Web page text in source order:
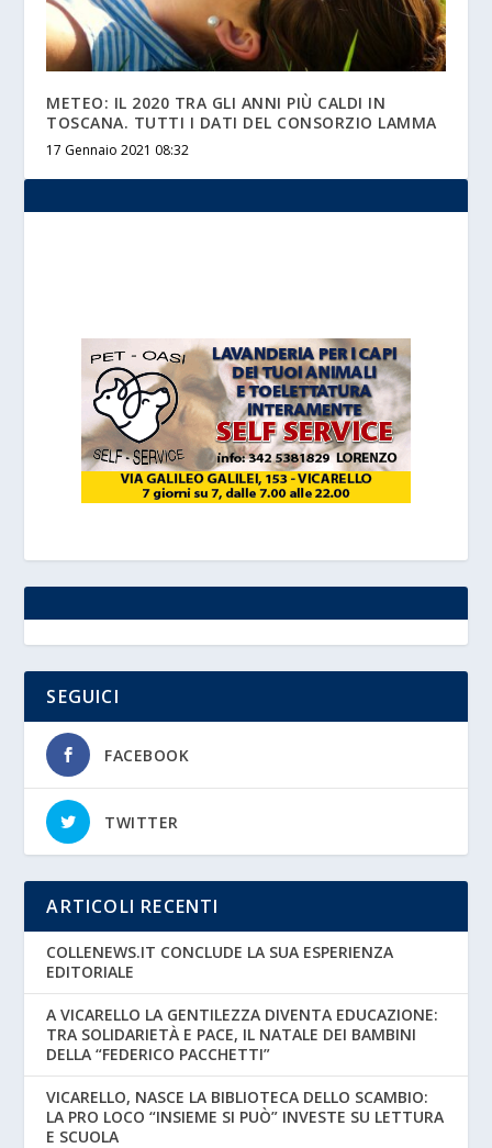
METEO: IL 2020 TRA GLI ANNI PIÙ CALDI IN
TOSCANA. TUTTI I DATI DEL CONSORZIO LAMMA
17 Gennaio 2021 08:32
SEGUICI
FACEBOOK
TWITTER
ARTICOLI RECENTI
COLLENEWS.IT CONCLUDE LA SUA ESPERIENZA
EDITORIALE
A VICARELLO LA GENTILEZZA DIVENTA EDUCAZIONE:
TRA SOLIDARIETÀ E PACE, IL NATALE DEI BAMBINI
DELLA “FEDERICO PACCHETTI”
VICARELLO, NASCE LA BIBLIOTECA DELLO SCAMBIO:
LA PRO LOCO “INSIEME SI PUÒ” INVESTE SU LETTURA
E SCUOLA